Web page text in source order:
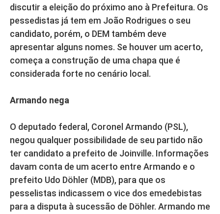
discutir a eleição do próximo ano à Prefeitura. Os
pessedistas já tem em João Rodrigues o seu
candidato, porém, o DEM também deve
apresentar alguns nomes. Se houver um acerto,
começa a construção de uma chapa que é
considerada forte no cenário local.
Armando nega
O deputado federal, Coronel Armando (PSL),
negou qualquer possibilidade de seu partido não
ter candidato a prefeito de Joinville. Informações
davam conta de um acerto entre Armando e o
prefeito Udo Döhler (MDB), para que os
pesselistas indicassem o vice dos emedebistas
para a disputa à sucessão de Döhler. Armando me